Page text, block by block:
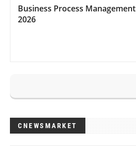
Business Process Management
2026
CNEWSMARKET